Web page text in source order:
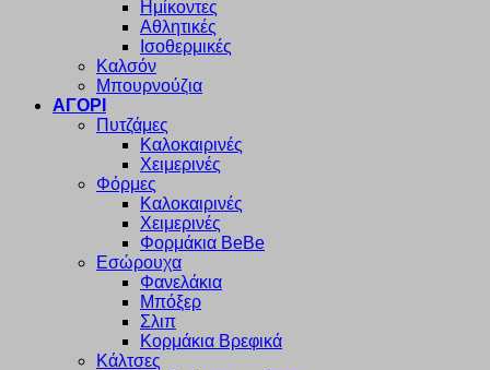
Ημίκοντες
Αθλητικές
Ισοθερμικές
Καλσόν
Μπουρνούζια
ΑΓΟΡΙ
Πυτζάμες
Καλοκαιρινές
Χειμερινές
Φόρμες
Καλοκαιρινές
Χειμερινές
Φορμάκια BeBe
Εσώρουχα
Φανελάκια
Μπόξερ
Σλιπ
Κορμάκια Βρεφικά
Κάλτσες